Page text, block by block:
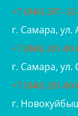
+7 (846)
г. Самара,
+7 (846) 201-00-
г. Самара, ул.
+7 (846) 201-00-
г.